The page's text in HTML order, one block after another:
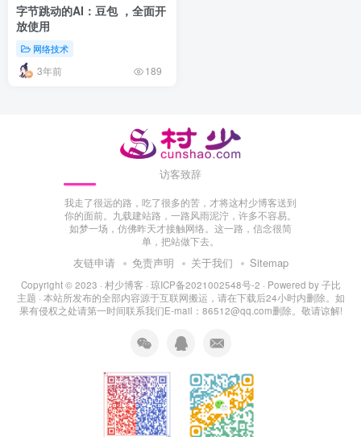
字节跳动的AI：豆包 ，全面开
放使用
网络技术
3年前 189
访客致辞
我走了很远的路，吃了很多的苦，才将这村少博客送到
你的面前。九载建站路，一路风雨泥泞，许多不容易。
如梦一场，仿佛昨天才接触网络。这一路，信念很简
单，把站做下去。
友链申请 免责声明 关于我们 Sitemap
Copyright © 2023 · 村少博客 · 琼ICP备2021002548号-2 · Powered by子比
主题 · 本站所发布的全部内容源于互联网搬运，请在下载后24小时内删除。如
果有侵权之处请第一时间联系我们E-mail：86512@qq.com删除。敬请谅解!